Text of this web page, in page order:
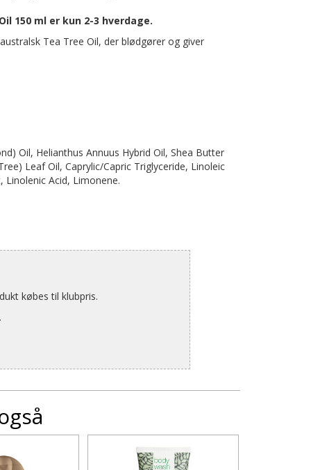
150 ml er kun 2-3 hverdage.
Tea Tree Oil, der blødgører og giver
Oil, Helianthus Annuus Hybrid Oil, Shea Butter
Leaf Oil, Caprylic/Capric Triglyceride, Linoleic
Linolenic Acid, Limonene.
købes til klubpris.